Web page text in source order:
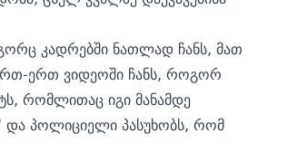
კადრებში ნათლად ჩანს, მათ
ერთ ვიდეოში ჩანს, როგორ
რომლითაც იგი მანამდე
და პოლიციელი პასუხობს, რომ